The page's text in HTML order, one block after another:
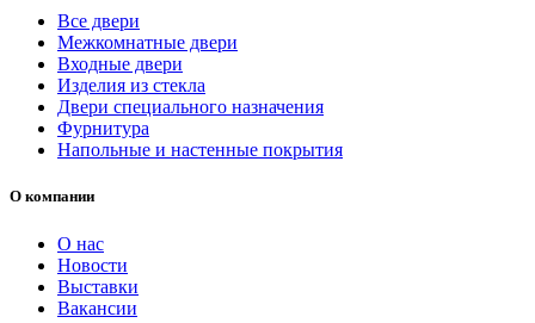
Все двери
Межкомнатные двери
Входные двери
Изделия из стекла
Двери специального назначения
Фурнитура
Напольные и настенные покрытия
О компании
О нас
Новости
Выставки
Вакансии